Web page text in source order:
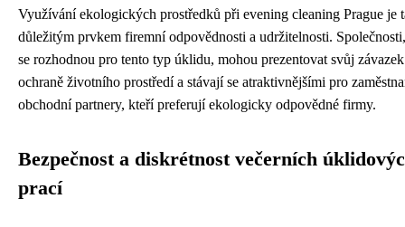
Využívání ekologických prostředků při evening cleaning Prague je
důležitým prvkem firemní odpovědnosti a udržitelnosti.
se rozhodnou pro tento typ úklidu, mohou prezentovat svůj
ochraně životního prostředí a stávají se atraktivnějšími pro
obchodní partnery, kteří preferují ekologicky odpovědné firmy.
Bezpečnost a diskrétnost večerních
prací